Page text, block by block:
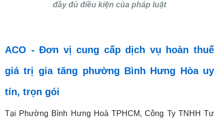
đầy đủ điều kiện của pháp luật
ACO - Đơn vị cung cấp dịch vụ hoàn thuế
giá trị gia tăng phường Bình Hưng Hòa uy
tín, trọn gói
Tại Phường Bình Hưng Hoà TPHCM, Công Ty TNHH Tư